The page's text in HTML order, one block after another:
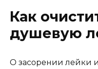
Как
душевую
О засорении лейки и